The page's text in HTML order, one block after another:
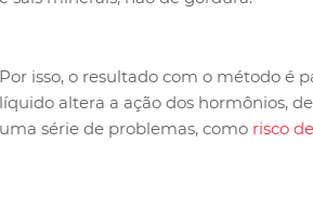
Por isso, o resultado com o método é
líquido altera a ação dos hormônios,
uma série de problemas, como risco